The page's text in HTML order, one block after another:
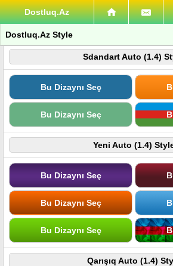
Dostluq.Az
Dostluq.Az Style
Sdandart Auto (1.4)
Bu Dizaynı Seç
Bu Dizaynı Seç
Yeni Auto (1.4)
Bu Dizaynı Seç
Bu Dizaynı Seç
Bu Dizaynı Seç
Qarışıq Auto (1.4)